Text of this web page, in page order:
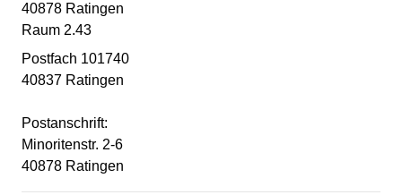
40878 Ratingen
Raum 2.43
Postfach 101740
40837 Ratingen
Postanschrift:
Minoritenstr. 2-6
40878 Ratingen